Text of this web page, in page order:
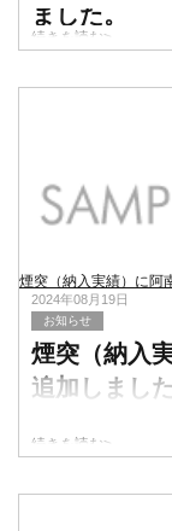
ました。
続きを読む>
煙突（納入実績）に阿
2024年08月19日
お知らせ
煙突（納入
追加しました
続きを読む>